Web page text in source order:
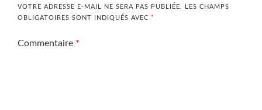
VOTRE ADRESSE E-MAIL NE SERA PAS PUBLIÉE.
LES CHAMPS
OBLIGATOIRES SONT INDIQUÉS AVEC *
Commentaire *